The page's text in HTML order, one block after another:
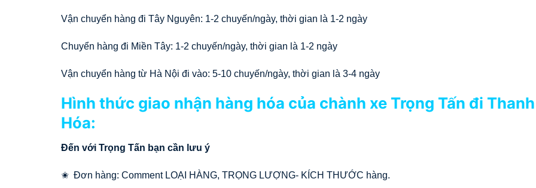
Vận chuyển hàng đi Tây Nguyên: 1-2 chuyến/ngày, thời gian là 1-2 ngày
Chuyển hàng đi Miền Tây: 1-2 chuyến/ngày, thời gian là 1-2 ngày
Vận chuyển hàng từ Hà Nội đi vào: 5-10 chuyến/ngày, thời gian là 3-4 ngày
Hình thức giao nhận hàng hóa của chành xe Trọng Tấn đi Thanh
Hóa:
Đến với Trọng Tấn bạn cần lưu ý
✬ Đơn hàng: Comment LOẠI HÀNG, TRỌNG LƯỢNG- KÍCH THƯỚC hàng.